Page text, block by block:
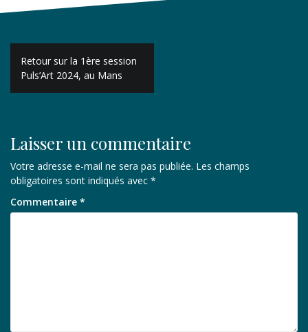
Navigation
de
l’article
Retour sur la 1ère session
Puls’Art 2024, au Mans
Laisser un commentaire
Votre adresse e-mail ne sera pas publiée. Les champs
obligatoires sont indiqués avec *
Commentaire *